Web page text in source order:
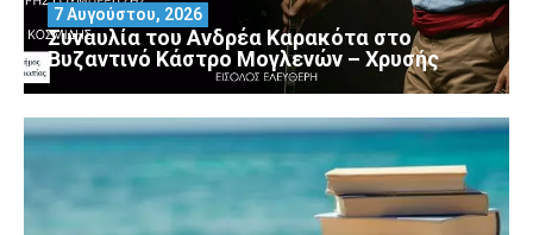
Συναυλία του Ανδρέα Καρακότα στο
Βυζαντινό Κάστρο Μογλενών – Χρυσής
7 Αυγούστου, 2026